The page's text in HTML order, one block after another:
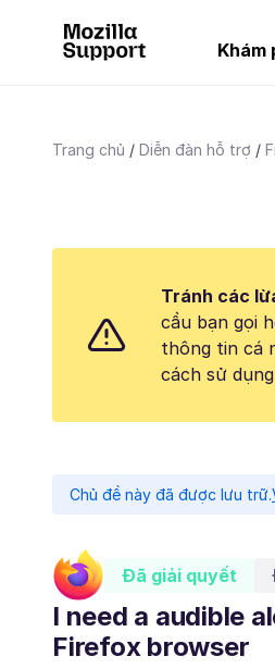
Khám
Trang chủ Diễn đàn hỗ trợ
Tránh các
cầu bạn gọi
thông tin cá
cách sử
Chủ đề này đã được lưu trữ.
Đã giải quyết
I need a audible
Firefox browser